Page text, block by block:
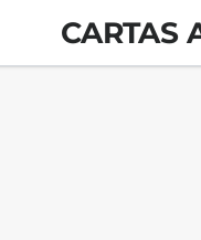
CARTAS